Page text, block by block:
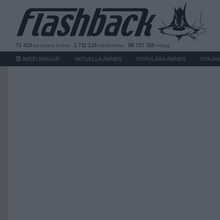
71 415 besökare online 1 711 128 medlemmar 88 737 358 inlägg
AVDELNINGAR AKTUELLA ÄMNEN POPULÄRA ÄMNEN NYA